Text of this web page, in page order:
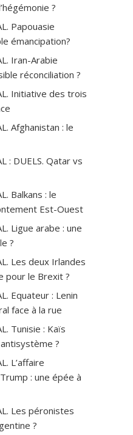
?
Papouasie
émancipation?
Iran-Arabie
réconciliation ?
Initiative des trois
Afghanistan : le
: DUELS. Qatar vs
Balkans : le
Est-Ouest
Ligue arabe : une
?
Les deux Irlandes
pour le Brexit ?
Equateur : Lenin
face à la rue
Tunisie : Kaïs
?
L’affaire
: une épée à
Les péronistes
?